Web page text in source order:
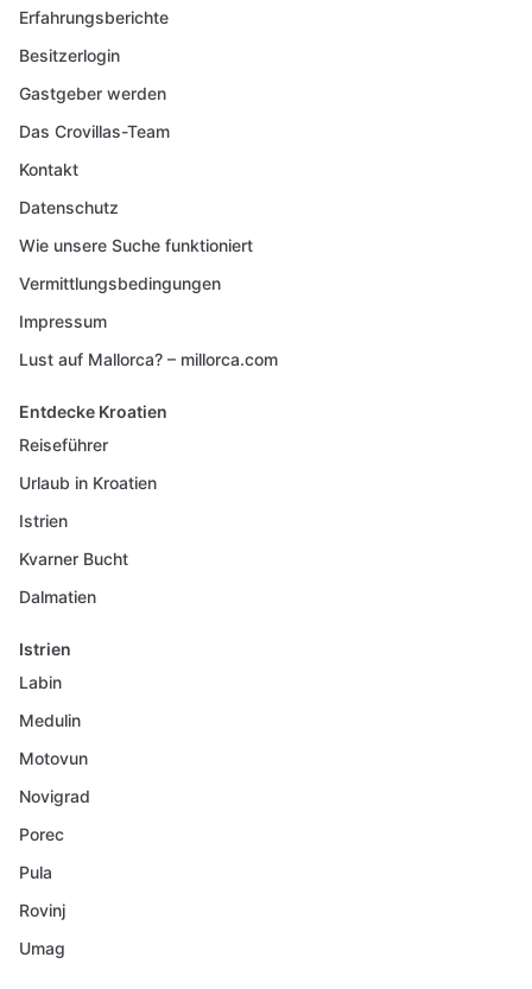
Erfahrungsberichte
Besitzerlogin
Gastgeber werden
Das Crovillas-Team
Kontakt
Datenschutz
Wie unsere Suche funktioniert
Vermittlungsbedingungen
Impressum
Lust auf Mallorca? – millorca.com
Entdecke Kroatien
Reiseführer
Urlaub in Kroatien
Istrien
Kvarner Bucht
Dalmatien
Istrien
Labin
Medulin
Motovun
Novigrad
Porec
Pula
Rovinj
Umag